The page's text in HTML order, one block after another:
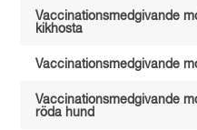
Vaccinationsmedgivande
kikhosta
Vaccinationsmedgivande
Vaccinationsmedgivande
röda hund